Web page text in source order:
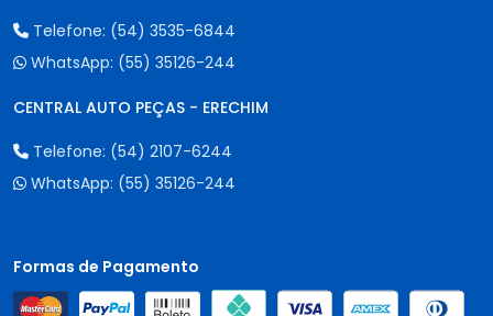
Telefone: (54) 3535-6844
WhatsApp: (55) 35126-244
CENTRAL AUTO PEÇAS - ERECHIM
Telefone: (54) 2107-6244
WhatsApp: (55) 35126-244
Formas de Pagamento